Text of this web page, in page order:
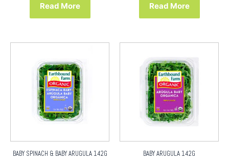
Read More Read More
BABY SPINACH & BABY ARUGULA 142G BABY ARUGULA 142G